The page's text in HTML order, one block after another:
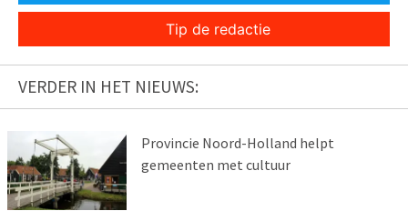
Tip de redactie
VERDER IN HET NIEUWS:
Provincie Noord-Holland helpt
gemeenten met cultuur